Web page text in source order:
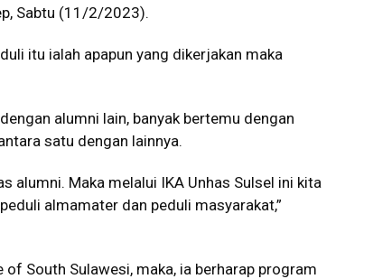
Sabtu (11/2/2023).
itu ialah apapun yang dikerjakan maka
alumni lain, banyak bertemu dengan
satu dengan lainnya.
alumni. Maka melalui IKA Unhas Sulsel ini kita
almamater dan peduli masyarakat,”
South Sulawesi, maka, ia berharap program